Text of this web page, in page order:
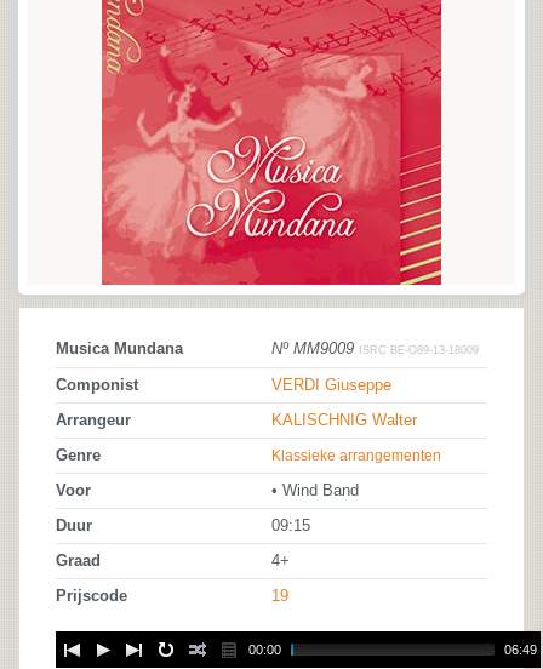
Musica Mundana Nº MM9009 ISRC BE-O89-13-18009
Componist VERDI Giuseppe
Arrangeur KALISCHNIG Walter
Genre Klassieke arrangementen
Voor • Wind Band
Duur 09:15
Graad 4+
Prijscode 19
00:00 06:49